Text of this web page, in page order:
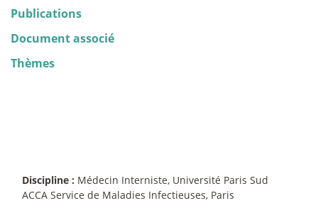
Publications
Document associé
Thèmes
Discipline : Médecin Interniste, Université Paris Sud
ACCA Service de Maladies Infectieuses, Paris